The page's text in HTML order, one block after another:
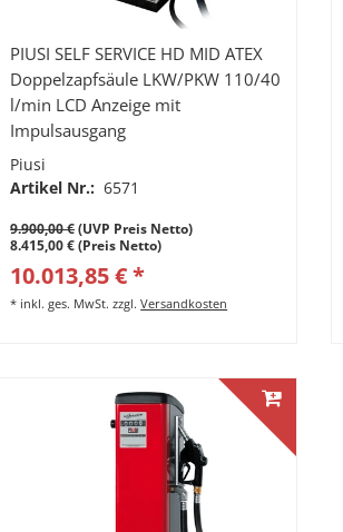
PIUSI SELF SERVICE HD MID ATEX
Doppelzapfsäule LKW/PKW 110/40
l/min LCD Anzeige mit
Impulsausgang
Piusi
Artikel Nr.: 6571
9.900,00 €(UVP Preis Netto)
8.415,00 € (Preis Netto)
10.013,85 € *
* inkl. ges. MwSt. zzgl.Versandkosten